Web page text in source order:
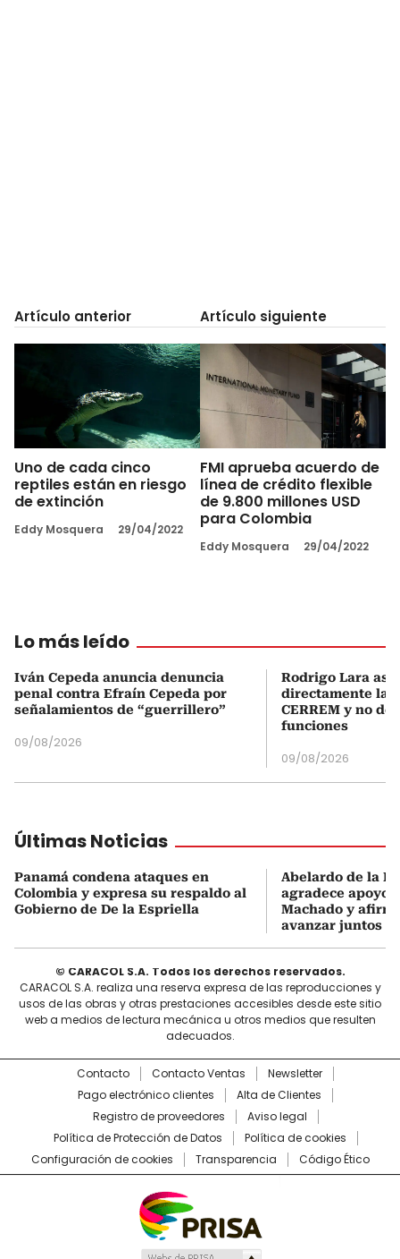
Artículo anterior
Uno de cada cinco
reptiles están en riesgo
de extinción
Eddy Mosquera 29/04/2022
Artículo siguiente
FMI aprueba acuerdo de
línea de crédito flexible
de 9.800 millones USD
para Colombia
Eddy Mosquera 29/04/2022
Lo más leído
Iván Cepeda anuncia denuncia
penal contra Efraín Cepeda por
señalamientos de “guerrillero”
09/08/2026
Rodrigo Lara
directamente la
CERREM y no
funciones
09/08/2026
Últimas Noticias
Panamá condena ataques en
Colombia y expresa su respaldo al
Gobierno de De la Espriella
Abelardo de la
agradece apoyo
Machado y
avanzar juntos
© CARACOL S.A. Todos los derechos reservados.
CARACOL S.A. realiza una reserva expresa de las reproducciones y
usos de las obras y otras prestaciones accesibles desde este sitio
web a medios de lectura mecánica u otros medios que resulten
adecuados.
Contacto Contacto Ventas
Newsletter
Pago electrónico clientes
Alta de Clientes
Registro de proveedores
Aviso legal
Política de Protección de Datos
Política de cookies
Configuración de cookies
Transparencia Código Ético